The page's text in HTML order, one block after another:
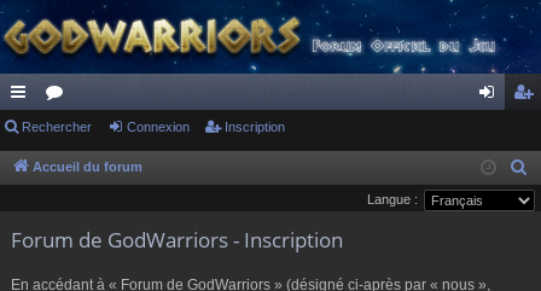
ac
co
ci
or
u
s
ne cri
pti
Rechercher Connexion Inscription
Accueil du forum
e
Langue :
Forum de GodWarriors - Inscription
En accédant à « Forum de GodWarriors » (désigné ci-après par « nous »,